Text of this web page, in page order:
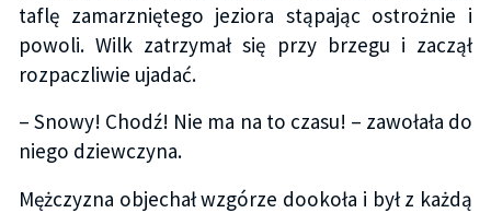
taflę zamarzniętego jeziora stąpając ostrożnie i
powoli. Wilk zatrzymał się przy brzegu i zaczął
rozpaczliwie ujadać.
– Snowy! Chodź! Nie ma na to czasu! – zawołała do
niego dziewczyna.
Mężczyzna objechał wzgórze dookoła i był z każdą